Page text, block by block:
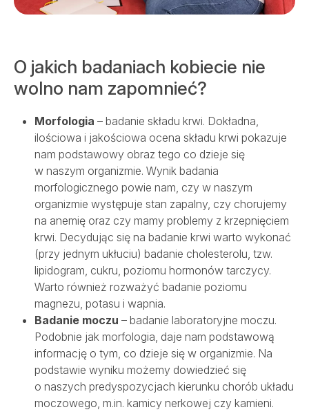
O jakich badaniach kobiecie nie
wolno nam zapomnieć?
Morfologia – badanie składu krwi. Dokładna,
ilościowa i jakościowa ocena składu krwi pokazuje
nam podstawowy obraz tego co dzieje się
w naszym organizmie. Wynik badania
morfologicznego powie nam, czy w naszym
organizmie występuje stan zapalny, czy chorujemy
na anemię oraz czy mamy problemy z krzepnięciem
krwi. Decydując się na badanie krwi warto wykonać
(przy jednym ukłuciu) badanie cholesterolu, tzw.
lipidogram, cukru, poziomu hormonów tarczycy.
Warto również rozważyć badanie poziomu
magnezu, potasu i wapnia.
Badanie moczu – badanie laboratoryjne moczu.
Podobnie jak morfologia, daje nam podstawową
informację o tym, co dzieje się w organizmie. Na
podstawie wyniku możemy dowiedzieć się
o naszych predyspozycjach kierunku chorób układu
moczowego, m.in. kamicy nerkowej czy kamieni.